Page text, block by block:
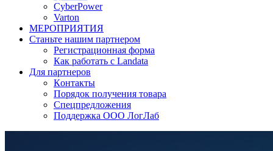
CyberPower
Varton
МЕРОПРИЯТИЯ
Станьте нашим партнером
Регистрационная форма
Как работать с Landata
Для партнеров
Кoнтaкты
Порядок получения товара
Спецпредложения
Поддержка ООО ЛогЛаб